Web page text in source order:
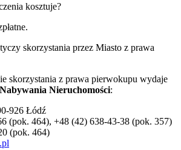
kosztuje?
skorzystania przez Miasto z prawa
skorzystania z prawa pierwokupu wydaje
Nieruchomości:
926 Łódź
(pok. 464), +48 (42) 638-43-38 (pok. 357)
(pok. 464)